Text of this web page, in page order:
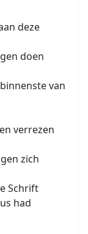
deze
doen
van
verrezen
zich
Schrift
had